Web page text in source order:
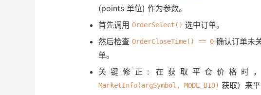
if (!closedSuccess)
{
/*
                // 或者直接在此处理:
(points 单位) 作为参数。
首先调用 OrderSelect() 选中订单。
然后检查 OrderCloseTime() == 0 确认订单未
单。
关键修正: 在获取平仓价格时
MarketInfo(argSymbol, MODE_BID) 获取）来平